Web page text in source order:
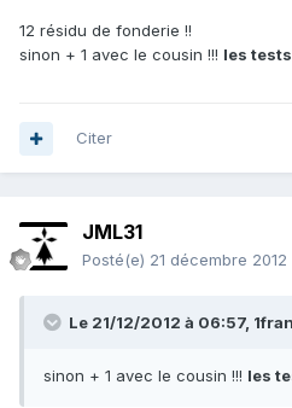
12 résidu de fonderie !!
sinon + 1 avec le cousin !!! les
Citer
JML31
Posté(e) 21 décembre 2012
Le 21/12/2012 à 06:57,
sinon + 1 avec le cousin !!! les